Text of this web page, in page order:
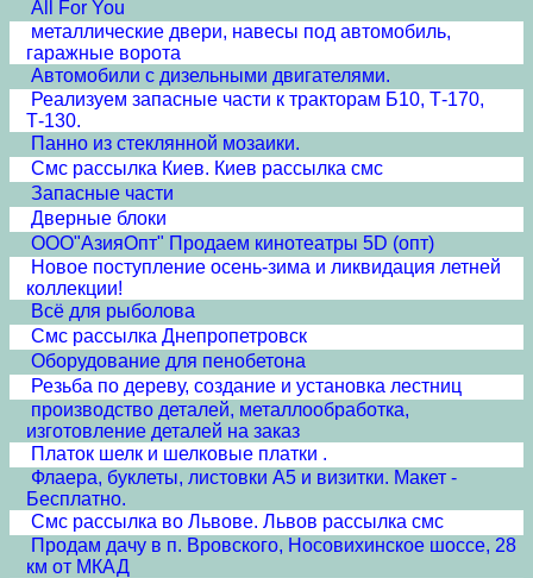
All For You
металлические двери, навесы под автомобиль,
гаражные ворота
Автомобили с дизельными двигателями.
Реализуем запасные части к тракторам Б10, Т-170,
Т-130.
Панно из стеклянной мозаики.
Смс рассылка Киев. Киев рассылка смс
Запасные части
Дверные блоки
ООО"АзияОпт" Продаем кинотеатры 5D (опт)
Новое поступление осень-зима и ликвидация летней
коллекции!
Всё для рыболова
Смс рассылка Днепропетровск
Оборудование для пенобетона
Резьба по дереву, создание и установка лестниц
производство деталей, металлообработка,
изготовление деталей на заказ
Платок шелк и шелковые платки .
Флаера, буклеты, листовки А5 и визитки. Макет -
Бесплатно.
Смс рассылка во Львове. Львов рассылка смс
Продам дачу в п. Вровского, Носовихинское шоссе, 28
км от МКАД